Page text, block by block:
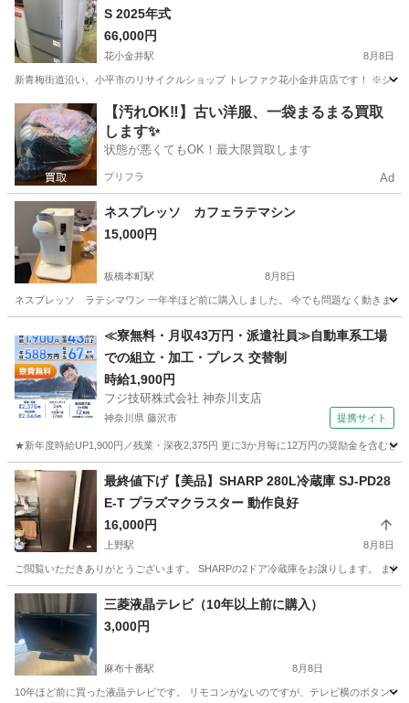
S 2025年式
66,000円
花小金井駅 8月8日
新青梅街道沿い、小平市のリサイクルショップ トレファク花小金井店店です！ ※ジ
東京 小平市 花小金井駅 キッチン家電 貸し出し
【汚れOK‼️】古い洋服、一袋まるまる買取
します✨
状態が悪くてもOK！最大限買取します
プリフラ Ad
ネスプレッソ カフェラテマシン
15,000円
板橋本町駅 8月8日
ネスプレッソ ラテシマワン 一年半ほど前に購入しました。 今でも問題なく動きます
板橋本町駅 キッチン家電
≪寮無料・月収43万円・派遣社員≫自動車系工場
での組立・加工・プレス 交替制
時給1,900円
フジ技研株式会社 神奈川支店
神奈川県 藤沢市 提携サイト
★新年度時給UP1,900円／残業・深夜2,375円 更に3か月毎に12万円の奨励金を含む
神奈川 藤沢市 その他
最終値下げ【美品】SHARP 280L冷蔵庫 SJ-PD28
E-T プラズマクラスター 動作良好
16,000円
上野駅 8月8日
ご閲覧いただきありがとうございます。 SHARPの2ドア冷蔵庫をお譲りします。 ま
東京 台東区 上野駅 キッチン家電
三菱液晶テレビ（10年以上前に購入）
3,000円
麻布十番駅 8月8日
10年ほど前に買った液晶テレビです。 リモコンがないのですが、テレビ横のボタン